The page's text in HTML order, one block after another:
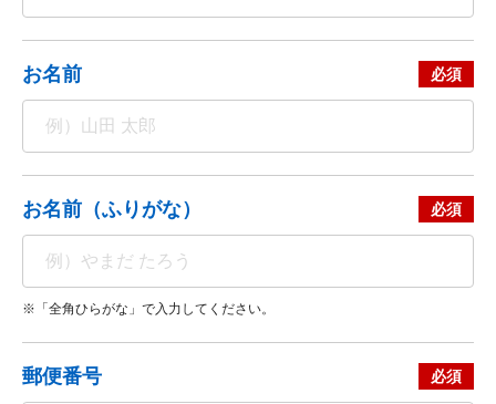
お名前
お名前（ふりがな）
※「全角ひらがな」で入力してください。
郵便番号